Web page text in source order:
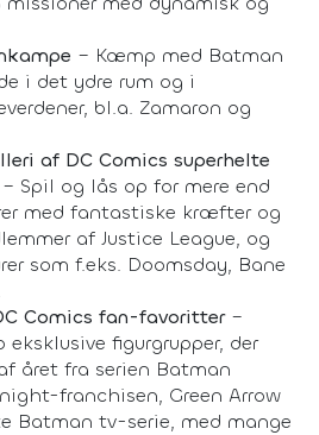
– Kæmp med Batman
i det ydre rum og i
bl.a. Zamaron og
af DC Comics superhelte
– Spil og lås op for mere end
med fantastiske kræfter og
af Justice League, og
som f.eks. Doomsday, Bane
Comics fan-favoritter–
figurgrupper, der
året fra serien Batman
franchisen, Green Arrow
Batman tv-serie, med mange